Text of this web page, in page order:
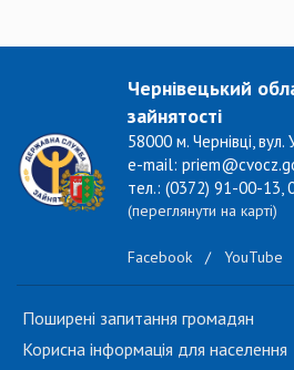
Чернівецький
зайнятості
58000 м. Чернівці, вул.
e-mail:
тел.: (0372) 91-00-13,
(переглянути на карті)
Facebook / YouTube
Поширені запитання громадян
Корисна інформація для населення